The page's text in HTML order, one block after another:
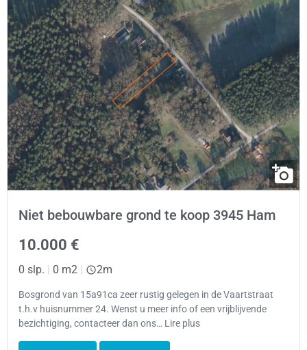
Niet bebouwbare grond te koop 3945 Ham
10.000 €
0 slp. | 0 m2 | 2m
Bosgrond van 15a91ca zeer rustig gelegen in de Vaartstraat
t.h.v huisnummer 24. Wenst u meer info of een vrijblijvende
bezichtiging, contacteer dan ons… Lire plus